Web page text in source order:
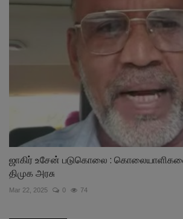
ஜாகிர் உசேன் படுகொலை :
திமுக அரசு
Mar 22, 2025 0 74